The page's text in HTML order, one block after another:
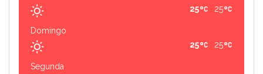
25
25
Domingo
25
25
Segunda